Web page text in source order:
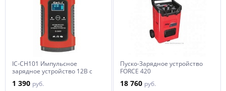
IC-CH101 Импульсное
зарядное устройство 12В с
iCartool IC-CH101
1 390 руб.
Пуско-Зарядное устройство
FORCE 420
18 760 руб.